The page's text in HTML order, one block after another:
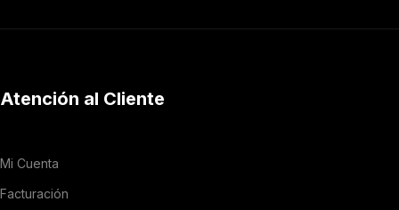
Atención al Cliente
Mi Cuenta
Facturación